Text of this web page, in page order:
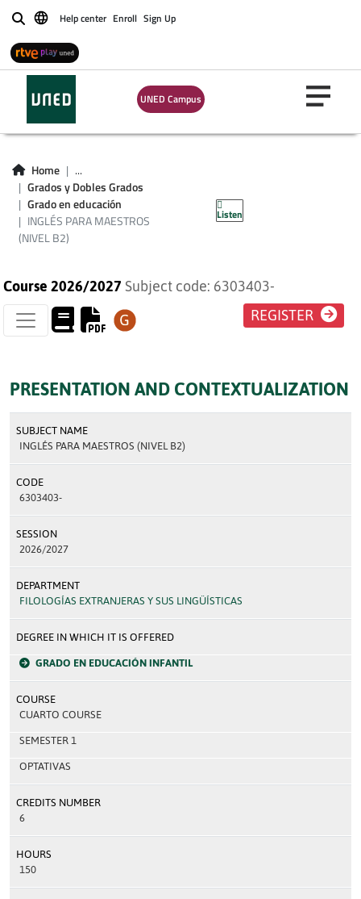
BuscarHelp center Enroll Sign Up
UNED Campus
Home
...
Grados y Dobles Grados
Grado en educación
INGLÉS PARA MAESTROS
(NIVEL B2)
Listen
INGLÉS PARA
MAESTROS (NIVEL
B2)
Course 2026/2027 Subject code: 6303403-
REGISTER
PRESENTATION AND CONTEXTUALIZATION
SUBJECT NAME
INGLÉS PARA MAESTROS (NIVEL B2)
CODE
6303403-
SESSION
2026/2027
DEPARTMENT
FILOLOGÍAS EXTRANJERAS Y SUS LINGÜÍSTICAS
DEGREE IN WHICH IT IS OFFERED
GRADO EN EDUCACIÓN INFANTIL
COURSE
CUARTO COURSE
SEMESTER 1
OPTATIVAS
CREDITS NUMBER
6
HOURS
150